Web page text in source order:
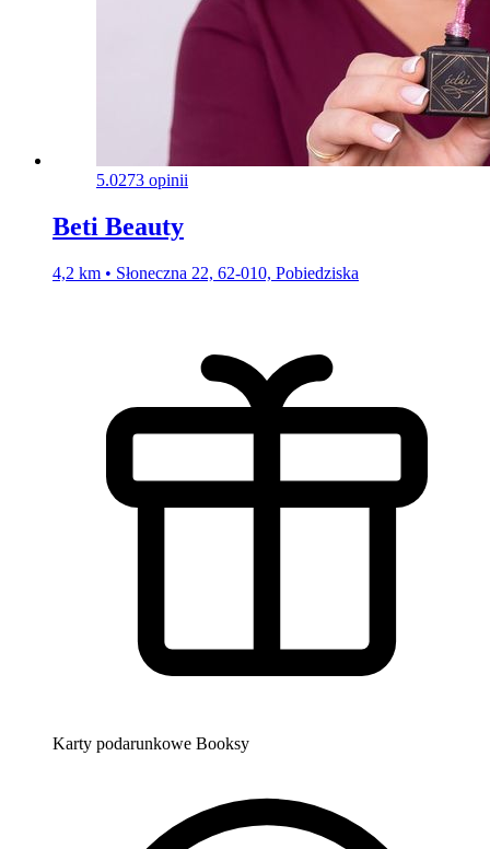
5.0273 opinii
Beti Beauty
4,2 km • Słoneczna 22, 62-010, Pobiedziska
Karty podarunkowe Booksy